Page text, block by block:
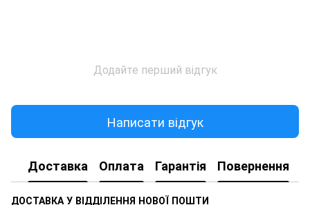
Додайте перший відгук
Написати відгук
Доставка Оплата Гарантія Повернення
ДОСТАВКА У ВІДДІЛЕННЯ НОВОЇ ПОШТИ